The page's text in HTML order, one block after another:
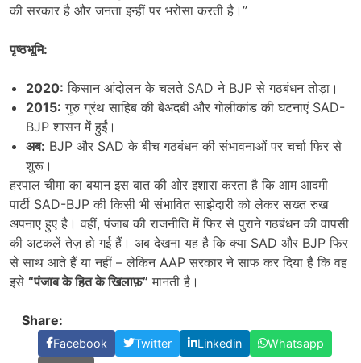
की सरकार है और जनता इन्हीं पर भरोसा करती है।”
पृष्ठभूमि:
2020: किसान आंदोलन के चलते SAD ने BJP से गठबंधन तोड़ा।
2015: गुरु ग्रंथ साहिब की बेअदबी और गोलीकांड की घटनाएं SAD-
BJP शासन में हुईं।
अब: BJP और SAD के बीच गठबंधन की संभावनाओं पर चर्चा फिर से
शुरू।
हरपाल चीमा का बयान इस बात की ओर इशारा करता है कि आम आदमी
पार्टी SAD-BJP की किसी भी संभावित साझेदारी को लेकर सख्त रुख
अपनाए हुए है। वहीं, पंजाब की राजनीति में फिर से पुराने गठबंधन की वापसी
की अटकलें तेज़ हो गई हैं। अब देखना यह है कि क्या SAD और BJP फिर
से साथ आते हैं या नहीं – लेकिन AAP सरकार ने साफ कर दिया है कि वह
इसे “पंजाब के हित के खिलाफ़” मानती है।
Share:
Facebook Twitter Linkedin
Whatsapp